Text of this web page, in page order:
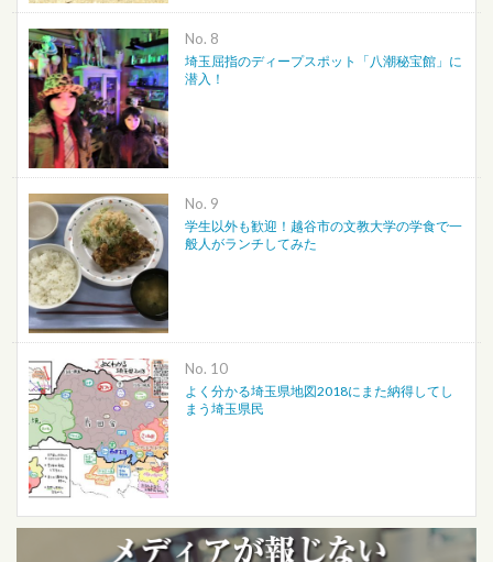
No.
埼玉屈指のディープスポット「八潮秘宝館」に
潜入！
No.
学生以外も歓迎！越谷市の文教大学の学食で一
般人がランチしてみた
No.
よく分かる埼玉県地図2018にまた納得してし
まう埼玉県民